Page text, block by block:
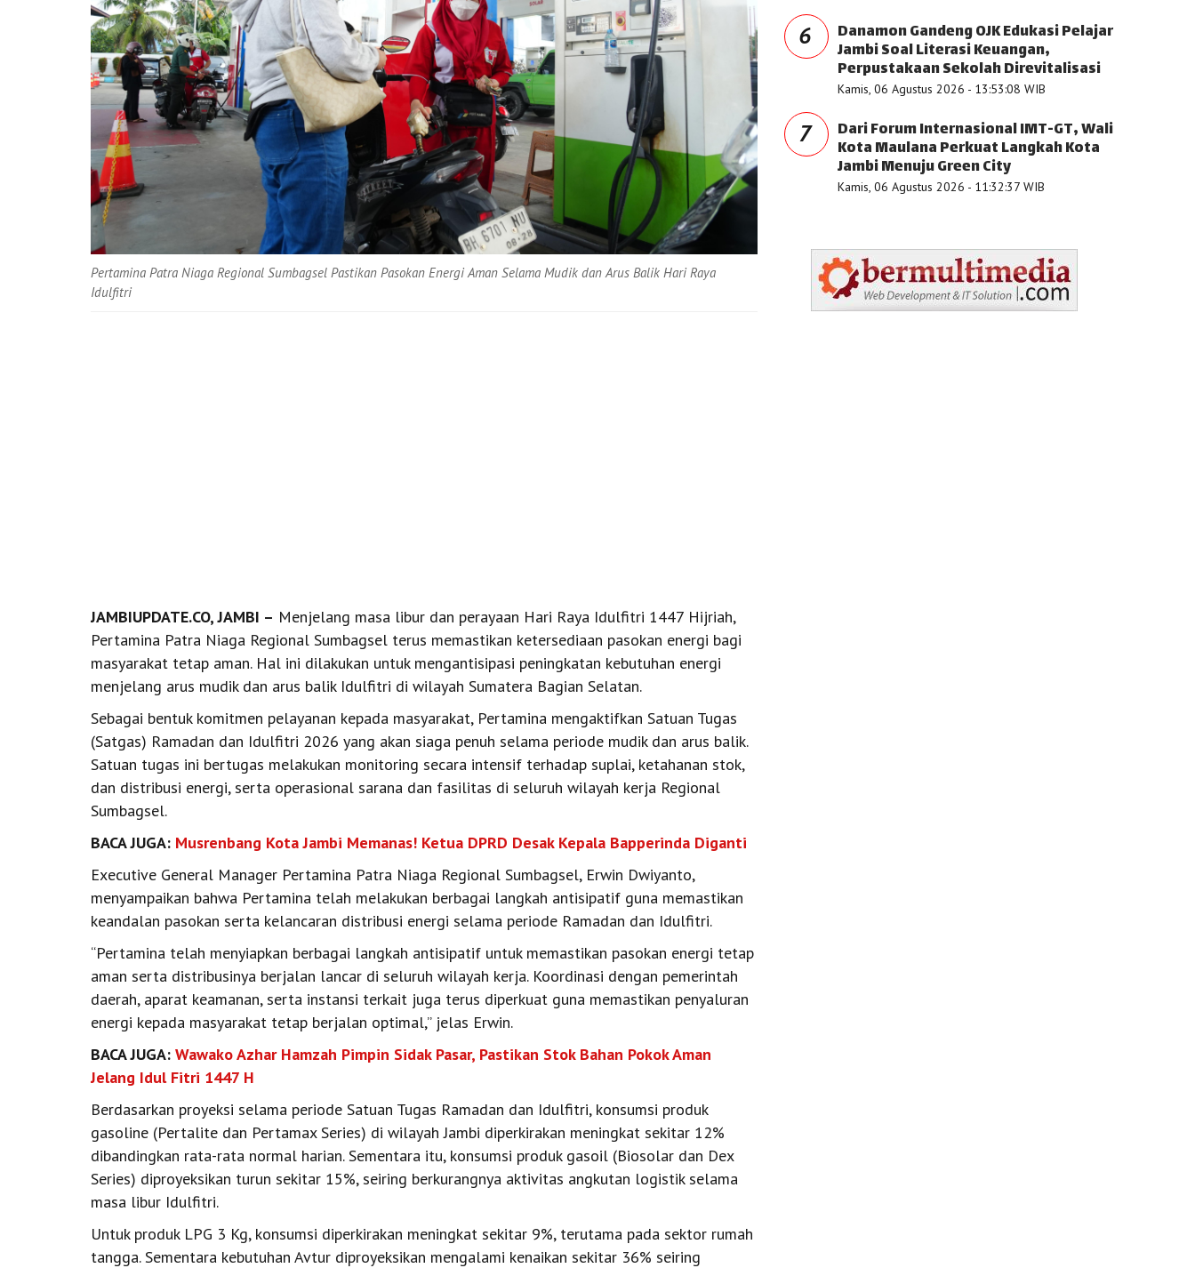
Pertamina Patra Niaga Regional Sumbagsel Pastikan Pasokan Energi Aman Selama Mudik dan Arus Balik Hari Raya
Idulfitri
JAMBIUPDATE.CO, JAMBI – Menjelang masa libur dan perayaan Hari Raya Idulfitri 1447 Hijriah,
Pertamina Patra Niaga Regional Sumbagsel terus memastikan ketersediaan pasokan energi bagi
masyarakat tetap aman. Hal ini dilakukan untuk mengantisipasi peningkatan kebutuhan energi
menjelang arus mudik dan arus balik Idulfitri di wilayah Sumatera Bagian Selatan.
Sebagai bentuk komitmen pelayanan kepada masyarakat, Pertamina mengaktifkan Satuan Tugas
(Satgas) Ramadan dan Idulfitri 2026 yang akan siaga penuh selama periode mudik dan arus balik.
Satuan tugas ini bertugas melakukan monitoring secara intensif terhadap suplai, ketahanan stok,
dan distribusi energi, serta operasional sarana dan fasilitas di seluruh wilayah kerja Regional
Sumbagsel.
BACA JUGA: Musrenbang Kota Jambi Memanas! Ketua DPRD Desak Kepala Bapperinda Diganti
Executive General Manager Pertamina Patra Niaga Regional Sumbagsel, Erwin Dwiyanto,
menyampaikan bahwa Pertamina telah melakukan berbagai langkah antisipatif guna memastikan
keandalan pasokan serta kelancaran distribusi energi selama periode Ramadan dan Idulfitri.
“Pertamina telah menyiapkan berbagai langkah antisipatif untuk memastikan pasokan energi tetap
aman serta distribusinya berjalan lancar di seluruh wilayah kerja. Koordinasi dengan pemerintah
daerah, aparat keamanan, serta instansi terkait juga terus diperkuat guna memastikan penyaluran
energi kepada masyarakat tetap berjalan optimal,” jelas Erwin.
BACA JUGA: Wawako Azhar Hamzah Pimpin Sidak Pasar, Pastikan Stok Bahan Pokok Aman
Jelang Idul Fitri 1447 H
Berdasarkan proyeksi selama periode Satuan Tugas Ramadan dan Idulfitri, konsumsi produk
gasoline (Pertalite dan Pertamax Series) di wilayah Jambi diperkirakan meningkat sekitar 12%
dibandingkan rata-rata normal harian. Sementara itu, konsumsi produk gasoil (Biosolar dan Dex
Series) diproyeksikan turun sekitar 15%, seiring berkurangnya aktivitas angkutan logistik selama
masa libur Idulfitri.
Untuk produk LPG 3 Kg, konsumsi diperkirakan meningkat sekitar 9%, terutama pada sektor rumah
tangga. Sementara kebutuhan Avtur diproyeksikan mengalami kenaikan sekitar 36% seiring
6 Danamon Gandeng OJK Edukasi Pelajar
Jambi Soal Literasi Keuangan,
Perpustakaan Sekolah Direvitalisasi
Kamis, 06 Agustus 2026 - 13:53:08 WIB
7 Dari Forum Internasional IMT-GT, Wali
Kota Maulana Perkuat Langkah Kota
Jambi Menuju Green City
Kamis, 06 Agustus 2026 - 11:32:37 WIB